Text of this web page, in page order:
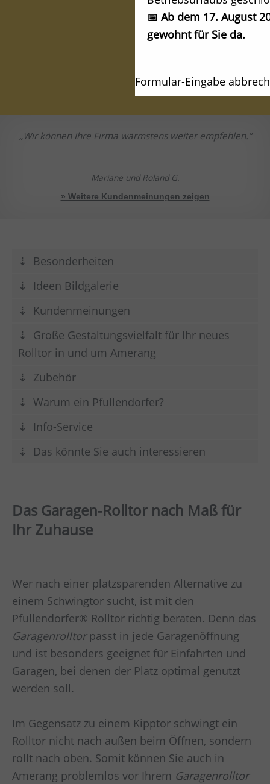
Wir können Ihre Firma wärmstens weiter empfehlen.
Mariane und Roland G.
» Weitere Kundenmeinungen zeigen
Besonderheiten
Ideen Bildgalerie
Kundenmeinungen
Große Gestaltungsvielfalt für Ihr neues
Rolltor in und um Amerang
Zubehör
Warum ein Pfullendorfer?
Info-Service
Das könnte Sie auch interessieren
Das Garagen-Rolltor nach Maß für
Ihr Zuhause
Wer nach einer platzsparenden Alternative zu
einem Schwingtor sucht, ist mit den
Pfullendorfer® Rolltor richtig beraten. Denn das
Garagenrolltor passt in jede Garagenöffnung
und ist besonders geeignet für Einfahrten und
Garagen, bei denen der Platz optimal genutzt
werden soll.
Im Gegensatz zu einem Kipptor schwingt ein
Rolltor nicht nach außen beim Öffnen, sondern
rollt nach oben. Somit können Sie auch in
Amerang problemlos vor Ihrem Garagenrolltor
📅 Ab dem 17. August
gewohnt für Sie da.
Formular-Eingabe